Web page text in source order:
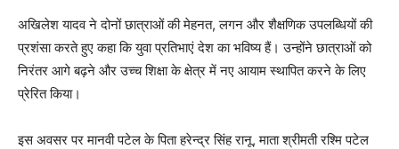
अखिलेश यादव ने दोनों छात्राओं की मेहनत, लगन और शैक्षणिक उपलब्धियों की
प्रशंसा करते हुए कहा कि युवा प्रतिभाएं देश का भविष्य हैं। उन्होंने छात्राओं को
निरंतर आगे बढ़ने और उच्च शिक्षा के क्षेत्र में नए आयाम स्थापित करने के लिए
प्रेरित किया।
इस अवसर पर मानवी पटेल के पिता हरेन्द्र सिंह रानू, माता श्रीमती रश्मि पटेल